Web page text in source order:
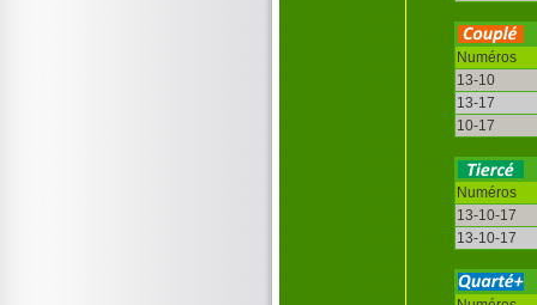
Numéros
13-10
13-17
10-17
Numéros
13-10-17
13-10-17